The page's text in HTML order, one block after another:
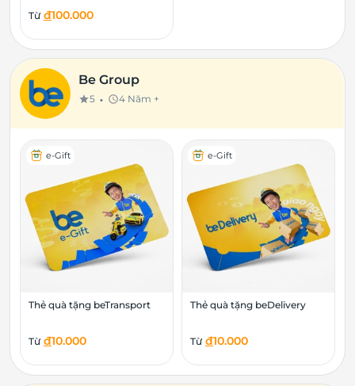
Từ đ100.000
Be Group
star5 • schedule4 Năm +
e-Gift
Thẻ quà tặng beTransport
Từ đ10.000
e-Gift
Thẻ quà tặng beDelivery
Từ đ10.000